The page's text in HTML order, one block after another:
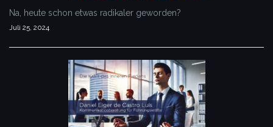
Na, heute schon etwas radikaler geworden?
Juli 25, 2024